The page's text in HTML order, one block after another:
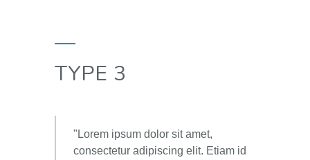
TYPE 3
Lorem ipsum dolor sit amet,
consectetur adipiscing elit. Etiam id